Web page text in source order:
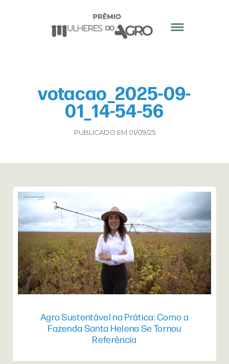
votacao_2025-09-
01_14-54-56
PUBLICADO EM 01/09/25
Agro Sustentável na Prática: Como a
Fazenda Santa Helena Se Tornou
Referência